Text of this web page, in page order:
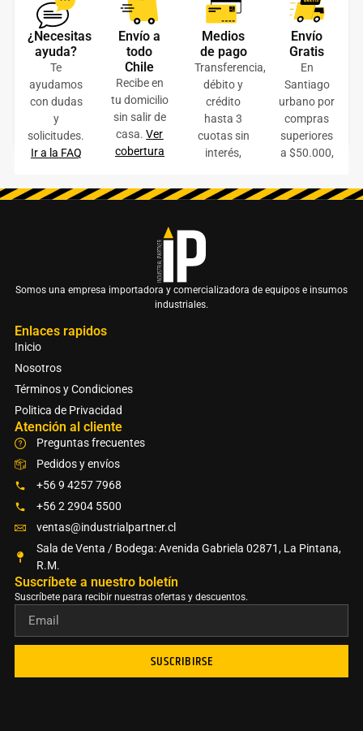
Basurero Acero Inoxidable tapa pedal 90 litros
$106.000 + IVA
AÑADIR AL CARRITO
COTIZAR ONLINE
¿Necesitas
ayuda?
Te
ayudamos
con dudas
y
solicitudes.
Ir a la FAQ
Envío a
todo
Chile
Recibe en
tu domicilio
sin salir de
casa.Ver
cobertura
Medios
de pago
Transferencia,
débito y
crédito
hasta 3
cuotas sin
interés,
Envío
Gratis
En
Santiago
urbano por
compras
superiores
a $50.000,
Somos una empresa importadora y comercializadora de equipos e insumos
industriales.
Enlaces rapidos
Inicio
Nosotros
Términos y Condiciones
Politica de Privacidad
Atención al cliente
Preguntas frecuentes
Pedidos y envíos
+56 9 4257 7968
+56 2 2904 5500
ventas@industrialpartner.cl
Sala de Venta / Bodega: Avenida Gabriela 02871, La Pintana,
R.M.
Suscríbete a nuestro boletín​
Suscríbete para recibir nuestras ofertas y descuentos.
SUSCRIBIRSE